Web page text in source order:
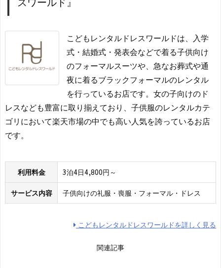
こどもレンタルドレスワールドは、入学
式・結婚式・発表会などで着る子供向け
のフォーマルスーツや、急なお葬式や通
夜に着るブラックフォーマルのレンタル
を行っているお店です。女の子向けのド
レスなども豊富に取り揃えており、子供服のレンタルカテ
ゴリにおいて楽天市場の中でも高い人気を誇っているお店
です。
利用料金 3泊4日4,800円～
サービス内容 子供向けの礼服・喪服・フォーマル・ドレス
こどもレンタルドレスワールドを詳しく見る
関連記事